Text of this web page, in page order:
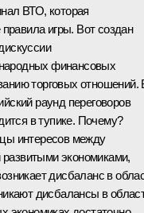
ВТО, которая
игры. Вот создан
финансовых
торговых отношений.
раунд переговоров
в тупике. Почему?
интересов между
экономиками,
дисбаланс в
дисбалансы в